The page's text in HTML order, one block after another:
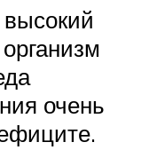
очень